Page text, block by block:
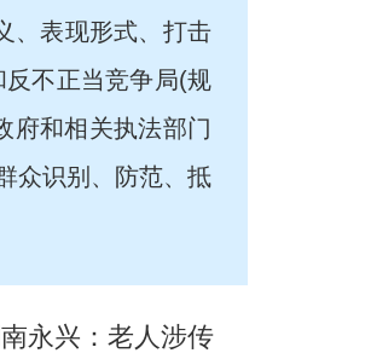
、表现形式、打击
不正当竞争局(规
府和相关执法部门
众识别、防范、抵
永兴：老人涉传